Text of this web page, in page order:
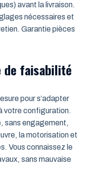
avant la livraison.
nécessaires et
Garantie pièces
de faisabilité
pour s’adapter
votre configuration.
sans engagement,
la motorisation et
Vous connaissez le
sans mauvaise